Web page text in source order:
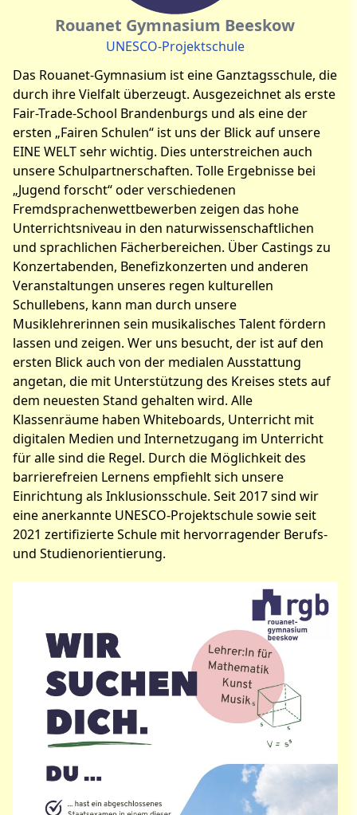
Rouanet Gymnasium Beeskow
UNESCO-Projektschule
Das Rouanet-Gymnasium ist eine Ganztagsschule, die
durch ihre Vielfalt überzeugt. Ausgezeichnet als erste
Fair-Trade-School Brandenburgs und als eine der
ersten „Fairen Schulen“ ist uns der Blick auf unsere
EINE WELT sehr wichtig. Dies unterstreichen auch
unsere Schulpartnerschaften. Tolle Ergebnisse bei
„Jugend forscht“ oder verschiedenen
Fremdsprachenwettbewerben zeigen das hohe
Unterrichtsniveau in den naturwissenschaftlichen
und sprachlichen Fächerbereichen. Über Castings zu
Konzertabenden, Benefizkonzerten und anderen
Veranstaltungen unseres regen kulturellen
Schullebens, kann man durch unsere
Musiklehrerinnen sein musikalisches Talent fördern
lassen und zeigen. Wer uns besucht, der ist auf den
ersten Blick auch von der medialen Ausstattung
angetan, die mit Unterstützung des Kreises stets auf
dem neuesten Stand gehalten wird. Alle
Klassenräume haben Whiteboards, Unterricht mit
digitalen Medien und Internetzugang im Unterricht
für alle sind die Regel. Durch die Möglichkeit des
barrierefreien Lernens empfiehlt sich unsere
Einrichtung als Inklusionsschule. Seit 2017 sind wir
eine anerkannte UNESCO-Projektschule sowie seit
2021 zertifizierte Schule mit hervorragender Berufs-
und Studienorientierung.